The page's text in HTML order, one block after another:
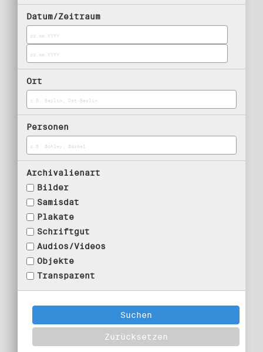
Datum/Zeitraum
Ort
Personen
Archivalienart
Bilder
Samisdat
Plakate
Schriftgut
Audios/Videos
Objekte
Transparent